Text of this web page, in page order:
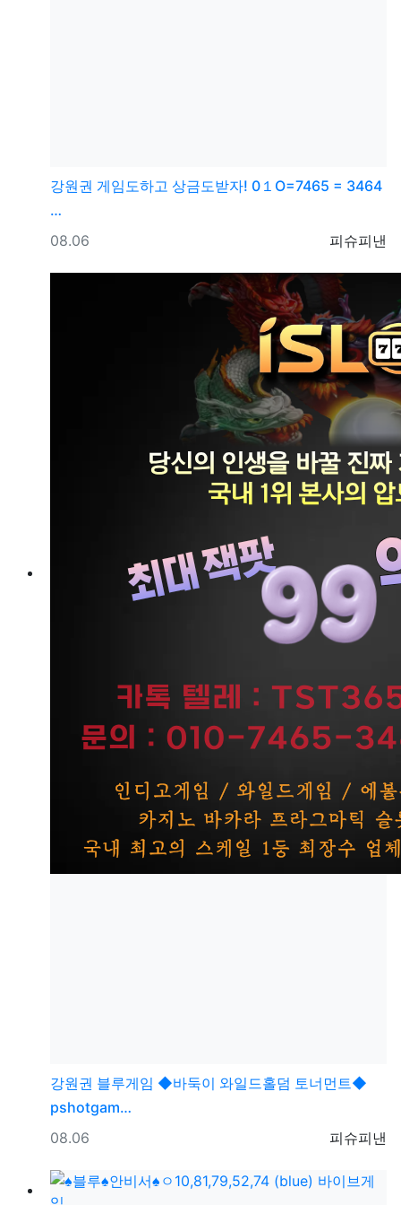
강원권 게임도하고 상금도받자! 0１O=7465 = 3464
…
등록자
피슈피낸
등록일
08.06
강원권 블루게임 ◆바둑이 와일드홀덤 토너먼트◆
pshotgam…
등록자
피슈피낸
등록일
08.06